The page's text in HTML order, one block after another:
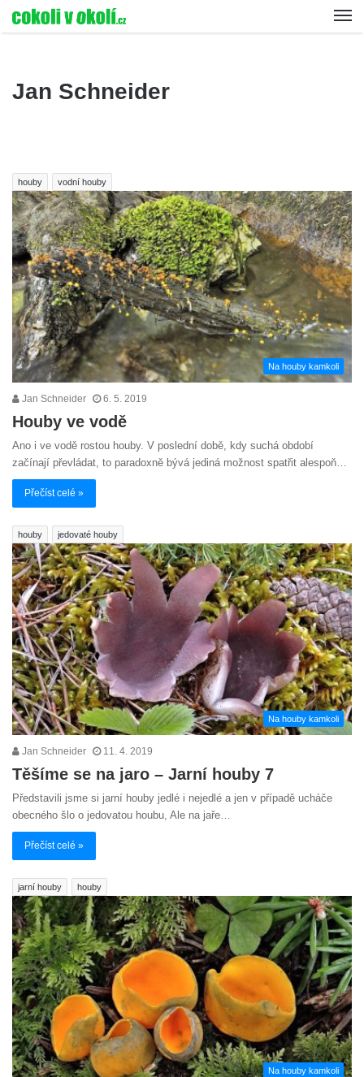
Jan Schneider
houby vodní houby
Na houby kamkoli
Jan Schneider 6. 5. 2019
Houby ve vodě
Ano i ve vodě rostou houby. V poslední době, kdy suchá období
začínají převládat, to paradoxně bývá jediná možnost spatřit alespoň…
Přečíst celé »
houby jedovaté houby
Na houby kamkoli
Jan Schneider 11. 4. 2019
Těšíme se na jaro – Jarní houby 7
Představili jsme si jarní houby jedlé i nejedlé a jen v případě ucháče
obecného šlo o jedovatou houbu, Ale na jaře…
Přečíst celé »
jarní houby houby
Na houby kamkoli